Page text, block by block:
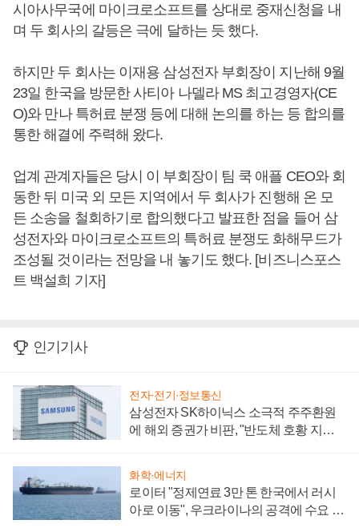
시아사무국에 마이크로소프트를 상대로 중재신청을 내
며 두 회사의 갈등은 극에 달하는 듯 했다.
하지만 두 회사는 이재용 삼성전자 부회장이 지난해 9월
23일 한국을 방문한 사티아 나델라 MS 최고경영자(CE
O)와 만나 특허료 분쟁 등에 대해 논의를 하는 등 합의를
통한 해결에 주력해 왔다.
업계 관계자들은 당시 이 부회장이 팀 쿡 애플 CEO와 회
동한 뒤 미국 외 모든 지역에서 두 회사가 진행해 온 모
든 소송을 철회하기로 합의했다고 발표한 점을 들어 삼
성전자와 마이크로소프트의 특허료 분쟁도 화해무드가
조성될 것이라는 전망을 내 놓기도 했다. [비즈니스포스
트 백설희 기자]
인기기사
전자·전기·정보통신
삼성전자 SK하이닉스 소극적 주주환원
에 해외 증권가 비판, "반도체 호황 지속
화학·에너지
로이터 "정제연료 3만 톤 한국에서 러시
아로 이동", 우크라이나의 공격에 수요 늘